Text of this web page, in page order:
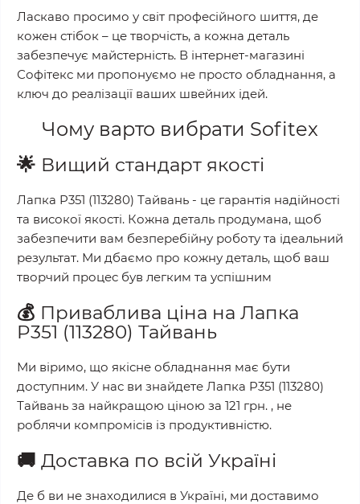
Ласкаво просимо у світ професійного шиття, де
кожен стібок – це творчість, а кожна деталь
забезпечує майстерність. В інтернет-магазині
Софітекс ми пропонуємо не просто обладнання, а
ключ до реалізації ваших швейних ідей.
Чому варто вибрати Sofitex
🌟 Вищий стандарт якості
Лапка P351 (113280) Тайвань - це гарантія надійності
та високої якості. Кожна деталь продумана, щоб
забезпечити вам безперебійну роботу та ідеальний
результат. Ми дбаємо про кожну деталь, щоб ваш
творчий процес був легким та успішним
💰 Приваблива ціна на Лапка
P351 (113280) Тайвань
Ми віримо, що якісне обладнання має бути
доступним. У нас ви знайдете Лапка P351 (113280)
Тайвань за найкращою ціною за 121 грн. , не
роблячи компромісів із продуктивністю.
🚚 Доставка по всій Україні
Де б ви не знаходилися в Україні, ми доставимо